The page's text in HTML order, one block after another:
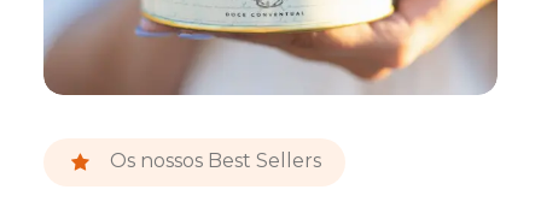
Os nossos Best Sellers